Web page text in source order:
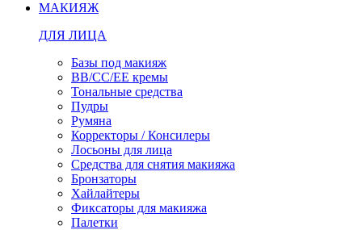
МАКИЯЖ
ДЛЯ ЛИЦА
Базы под макияж
BB/CC/EE кремы
Тональные средства
Пудры
Румяна
Корректоры / Консилеры
Лосьоны для лица
Средства для снятия макияжа
Бронзаторы
Хайлайтеры
Фиксаторы для макияжа
Палетки